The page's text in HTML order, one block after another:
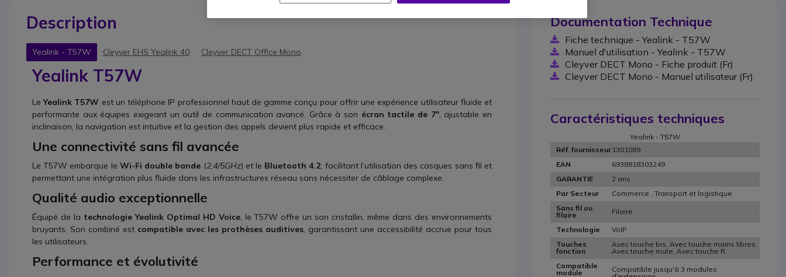
Description
Yealink - T57W Cleyver EHS Yealink 40 Cleyver DECT Office Mono
Yealink T57W
LeYealink T57W est un téléphone IP professionnel haut de gamme conçu pour offrir une expérience utilisateur fluide et
performante aux équipes exigeant un outil de communication avancé. Grâce à son écran tactile de 7'', ajustable en
inclinaison, la navigation est intuitive et la gestion des appels devient plus rapide et efficace.
Une connectivité sans fil avancée
Le T57W embarque le Wi-Fi double bande (2,4/5GHz) et le Bluetooth 4.2 , facilitant l’utilisation des casques sans fil et
permettant une intégration plus fluide dans les infrastructures réseau sans nécessiter de câblage complexe.
Qualité audio exceptionnelle
Équipé de la technologie Yealink Optimal HD Voice, le T57W offre un son cristallin, même dans des environnements
bruyants. Son combiné est compatible avec les prothèses auditives , garantissant une accessibilité accrue pour tous
les utilisateurs.
Performance et évolutivité
Documentation Technique
Fiche technique - Yealink - T57W
Manuel d'utilisation - Yealink - T57W
Cleyver DECT Mono - Fiche produit (Fr)
Cleyver DECT Mono - Manuel utilisateur (Fr)
Caractéristiques techniques
Yealink - T57W
Réf. fournisseur 1301089
EAN
6938818303249
GARANTIE
2 ans
Par Secteur
Commerce , Transport et logistique
Sans fil ou
filaire
Filaire
Technologie
VoIP
Touches
fonction
Avec touche bis, Avec touche mains libres,
Avec touche mute, Avec touche R
Compatible
module
Compatible jusqu'à 3 modules